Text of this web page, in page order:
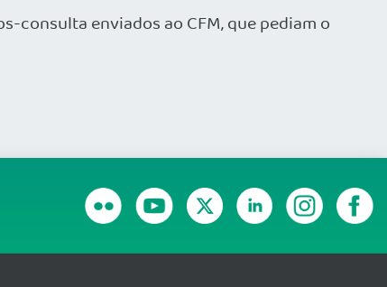
consulta enviados ao CFM, que pediam o